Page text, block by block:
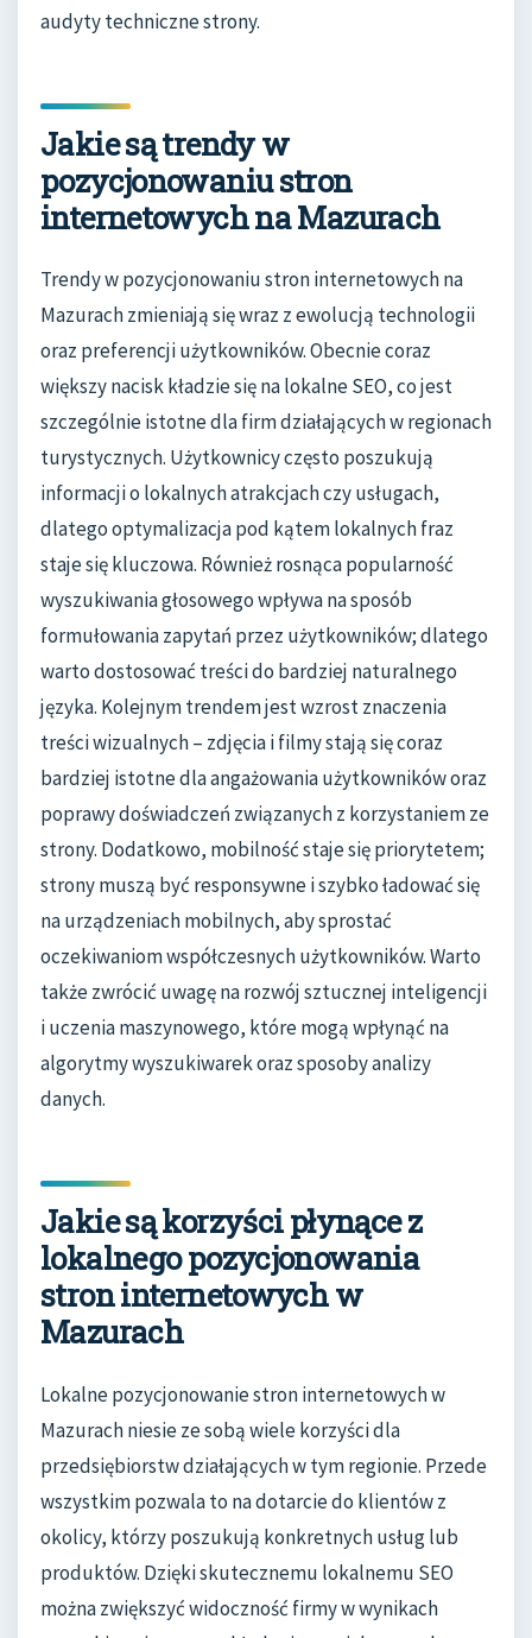
audyty techniczne strony.
Jakie są trendy w
pozycjonowaniu stron
internetowych na Mazurach
Trendy w pozycjonowaniu stron internetowych na
Mazurach zmieniają się wraz z ewolucją technologii
oraz preferencji użytkowników. Obecnie coraz
większy nacisk kładzie się na lokalne SEO, co jest
szczególnie istotne dla firm działających w regionach
turystycznych. Użytkownicy często poszukują
informacji o lokalnych atrakcjach czy usługach,
dlatego optymalizacja pod kątem lokalnych fraz
staje się kluczowa. Również rosnąca popularność
wyszukiwania głosowego wpływa na sposób
formułowania zapytań przez użytkowników; dlatego
warto dostosować treści do bardziej naturalnego
języka. Kolejnym trendem jest wzrost znaczenia
treści wizualnych – zdjęcia i filmy stają się coraz
bardziej istotne dla angażowania użytkowników oraz
poprawy doświadczeń związanych z korzystaniem ze
strony. Dodatkowo, mobilność staje się priorytetem;
strony muszą być responsywne i szybko ładować się
na urządzeniach mobilnych, aby sprostać
oczekiwaniom współczesnych użytkowników. Warto
także zwrócić uwagę na rozwój sztucznej inteligencji
i uczenia maszynowego, które mogą wpłynąć na
algorytmy wyszukiwarek oraz sposoby analizy
danych.
Jakie są korzyści płynące z
lokalnego pozycjonowania
stron internetowych w
Mazurach
Lokalne pozycjonowanie stron internetowych w
Mazurach niesie ze sobą wiele korzyści dla
przedsiębiorstw działających w tym regionie. Przede
wszystkim pozwala to na dotarcie do klientów z
okolicy, którzy poszukują konkretnych usług lub
produktów. Dzięki skutecznemu lokalnemu SEO
można zwiększyć widoczność firmy w wynikach